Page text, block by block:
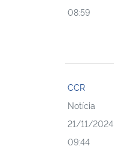
08:59
CCR
Notícia
21/11/2024
09:44